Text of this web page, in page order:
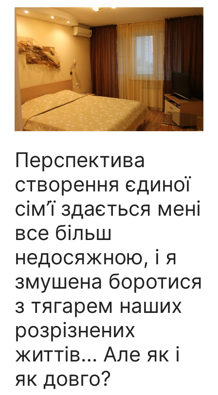
Перспектива
створення єдиної
сім’ї здається мені
все більш
недосяжною, і я
змушена боротися
з тягарем наших
розрізнених
життів… Але як і
як довго?